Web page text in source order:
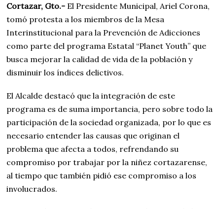
Cortazar, Gto.- El Presidente Municipal, Ariel Corona,
tomó protesta a los miembros de la Mesa
Interinstitucional para la Prevención de Adicciones
como parte del programa Estatal “Planet Youth” que
busca mejorar la calidad de vida de la población y
disminuir los índices delictivos.
El Alcalde destacó que la integración de este
programa es de suma importancia, pero sobre todo la
participación de la sociedad organizada, por lo que es
necesario entender las causas que originan el
problema que afecta a todos, refrendando su
compromiso por trabajar por la niñez cortazarense,
al tiempo que también pidió ese compromiso a los
involucrados.